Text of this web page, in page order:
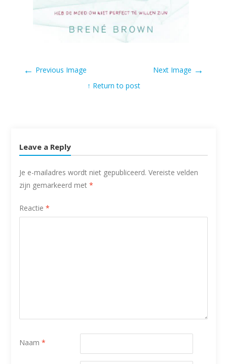
← Previous Image Next Image →
↑ Return to post
Leave a Reply
Je e-mailadres wordt niet gepubliceerd. Vereiste velden
zijn gemarkeerd met *
Reactie *
Naam *